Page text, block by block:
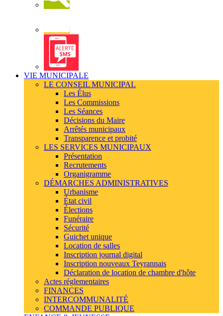
Alerte
SMS
VIE MUNICIPALE
LE CONSEIL MUNICIPAL
Les Élus
Les Commissions
Les Séances
Décisions du Maire
Arrêtés municipaux
Transparence et probité
LES SERVICES MUNICIPAUX
Présentation
Recrutements
Organigramme
DÉMARCHES ADMINISTRATIVES
Urbanisme
État civil
Élections
Funéraire
Sécurité
Guichet unique
Location de salles
Inscription journal digital
Inscription nouveaux Teyrannais
Déclaration de location de chambre d'hôte
Actes réglementaires
FINANCES
INTERCOMMUNALITÉ
COMMANDE PUBLIQUE